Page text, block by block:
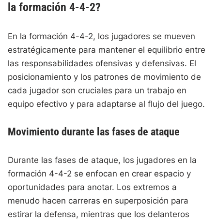
la formación 4-4-2?
En la formación 4-4-2, los jugadores se mueven
estratégicamente para mantener el equilibrio entre
las responsabilidades ofensivas y defensivas. El
posicionamiento y los patrones de movimiento de
cada jugador son cruciales para un trabajo en
equipo efectivo y para adaptarse al flujo del juego.
Movimiento durante las fases de ataque
Durante las fases de ataque, los jugadores en la
formación 4-4-2 se enfocan en crear espacio y
oportunidades para anotar. Los extremos a
menudo hacen carreras en superposición para
estirar la defensa, mientras que los delanteros